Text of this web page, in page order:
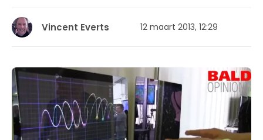
Vincent Everts 12 maart 2013, 12:29